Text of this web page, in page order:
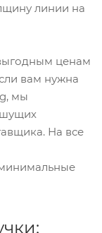
линии на
ценам
вам нужна
мы
На все